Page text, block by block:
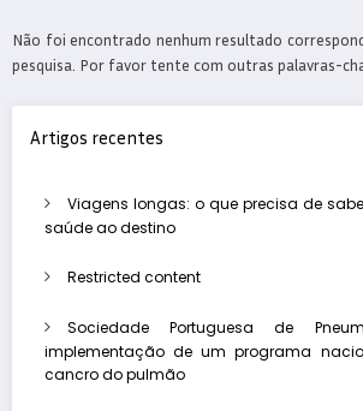
Não foi encontrado nenhum resultado
pesquisa. Por favor tente com outras palavras-
Artigos recentes
Viagens longas: o que precisa de
saúde ao destino
Restricted content
Sociedade Portuguesa de
implementação de um programa
cancro do pulmão